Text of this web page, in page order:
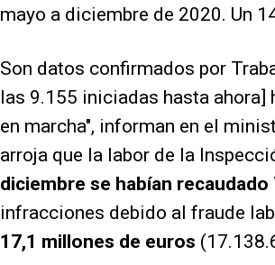
mayo a diciembre de 2020. Un
Son datos confirmados por
las 9.155 iniciadas hasta
en marcha", informan en el
arroja que la labor de la
diciembre se habían recaudado
infracciones debido al fraude
17,1 millones de euros